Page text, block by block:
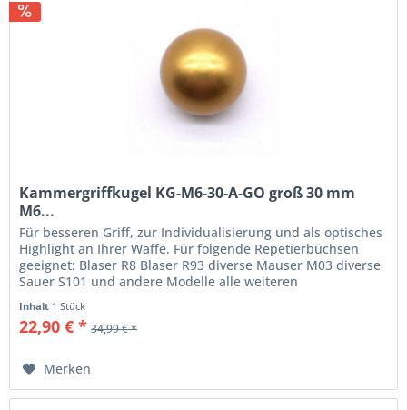
Kammergriffkugel KG-M6-30-A-GO groß 30 mm
M6...
Für besseren Griff, zur Individualisierung und als optisches
Highlight an Ihrer Waffe. Für folgende Repetierbüchsen
geeignet: Blaser R8 Blaser R93 diverse Mauser M03 diverse
Sauer S101 und andere Modelle alle weiteren
Inhalt 1 Stück
22,90 € * 34,99 € *
Merken